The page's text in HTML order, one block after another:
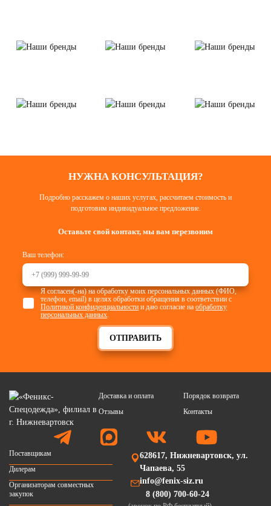
НУЖНА КОНСУЛЬТАЦИЯ?
Подробно расскажем о наших услугах, рассчитаем стоимость и
подготовим индивидуальное предложение.
Оставьте свой контакт, мы вам перезвоним
Ваш телефон:
ОТПРАВИТЬ
Я согласен(-на) на обработку моих персональных данных (ФИО,
телефон, email) в целях обработки обращения в соответствии с
Политикой конфиденциальности и даю согласие наобработку
персональных данных.
Доставка и оплата
Порядок возврата
Отзывы
Контакты
Поставщикам
Дилерам
Организаторам совместных
закупок
628617, Нижневартовск, ул.
Чапаева, 55
info@fenix-siz.ru
8 (800) 700-60-24